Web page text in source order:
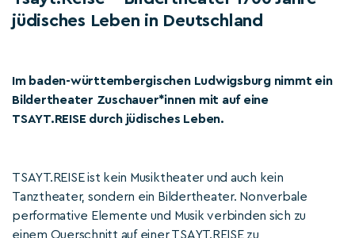
jüdisches Leben in Deutschland
Im baden-württembergischen Ludwigsburg nimmt ein
Bildertheater Zuschauer*innen mit auf eine
TSAYT.REISE durch jüdisches Leben.
TSAYT.REISE ist kein Musiktheater und auch kein
Tanztheater, sondern ein Bildertheater. Nonverbale
performative Elemente und Musik verbinden sich zu
einem Querschnitt auf einer TSAYT.REISE zu